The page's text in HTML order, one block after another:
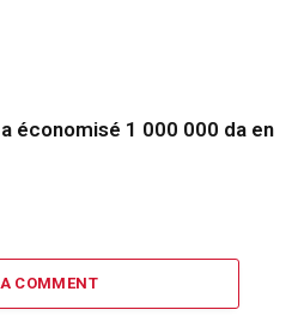
économisé 1 000 000 da en
COMMENT